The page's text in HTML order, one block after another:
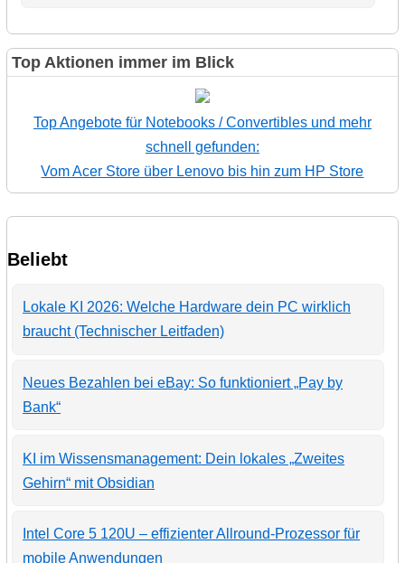
Top Aktionen immer im Blick
Top Angebote für Notebooks / Convertibles und mehr
schnell gefunden:
Vom Acer Store über Lenovo bis hin zum HP Store
Beliebt
Lokale KI 2026: Welche Hardware dein PC wirklich
braucht (Technischer Leitfaden)
Neues Bezahlen bei eBay: So funktioniert „Pay by
Bank“
KI im Wissensmanagement: Dein lokales „Zweites
Gehirn“ mit Obsidian
Intel Core 5 120U – effizienter Allround-Prozessor für
mobile Anwendungen